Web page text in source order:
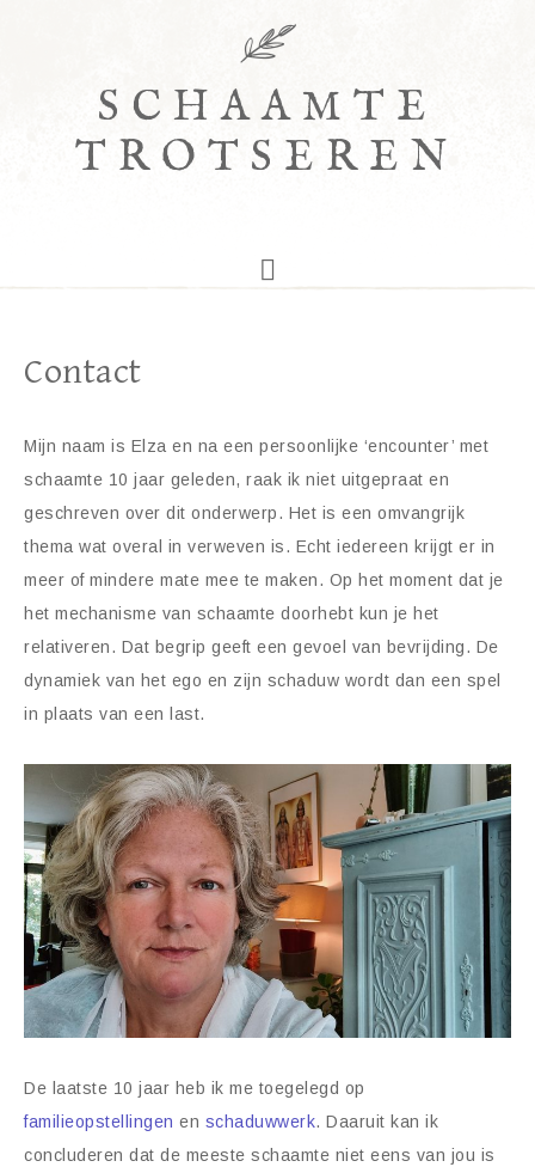
SCHAAMTE
TROTSEREN
Contact
Mijn naam is Elza en na een persoonlijke ‘encounter’ met
schaamte 10 jaar geleden, raak ik niet uitgepraat en
geschreven over dit onderwerp. Het is een omvangrijk
thema wat overal in verweven is. Echt iedereen krijgt er in
meer of mindere mate mee te maken. Op het moment dat je
het mechanisme van schaamte doorhebt kun je het
relativeren. Dat begrip geeft een gevoel van bevrijding. De
dynamiek van het ego en zijn schaduw wordt dan een spel
in plaats van een last.
De laatste 10 jaar heb ik me toegelegd op
familieopstellingen en schaduwwerk. Daaruit kan ik
concluderen dat de meeste schaamte niet eens van jou is